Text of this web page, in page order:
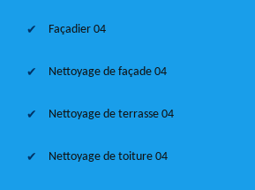
Façadier 04
Nettoyage de façade 04
Nettoyage de terrasse 04
Nettoyage de toiture 04